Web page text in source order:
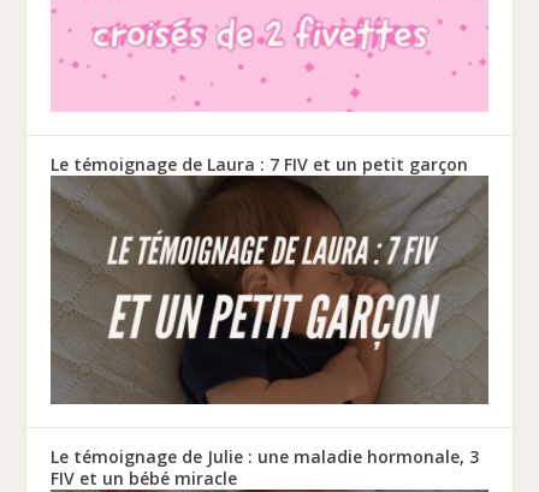
Le témoignage de Laura : 7 FIV et un petit garçon
Le témoignage de Julie : une maladie hormonale, 3
FIV et un bébé miracle